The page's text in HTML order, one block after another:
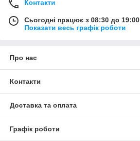
Контакти
Сьогодні працює з 08:30 до 19:00
Показати весь графік роботи
Про нас
Контакти
Доставка та оплата
Графік роботи